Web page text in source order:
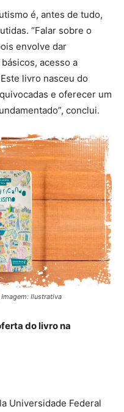
é, antes de tudo,
“Falar sobre o
envolve dar
acesso a
livro nasceu do
e oferecer um
conclui.
Ilustrativa
do livro na
Universidade Federal